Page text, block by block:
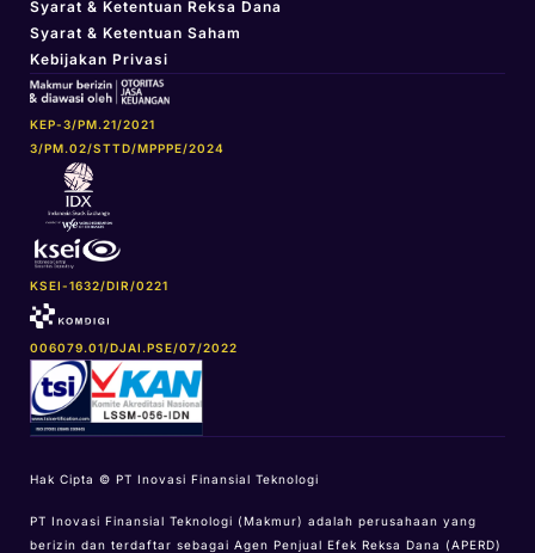
Syarat & Ketentuan Reksa Dana
Syarat & Ketentuan Saham
Kebijakan Privasi
KEP-3/PM.21/2021
3/PM.02/STTD/MPPPE/2024
KSEI-1632/DIR/0221
006079.01/DJAI.PSE/07/2022
Hak Cipta © PT Inovasi Finansial Teknologi
PT Inovasi Finansial Teknologi (Makmur) adalah perusahaan yang
berizin dan terdaftar sebagai Agen Penjual Efek Reksa Dana (APERD)